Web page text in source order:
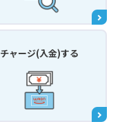
チャージ(入金)する